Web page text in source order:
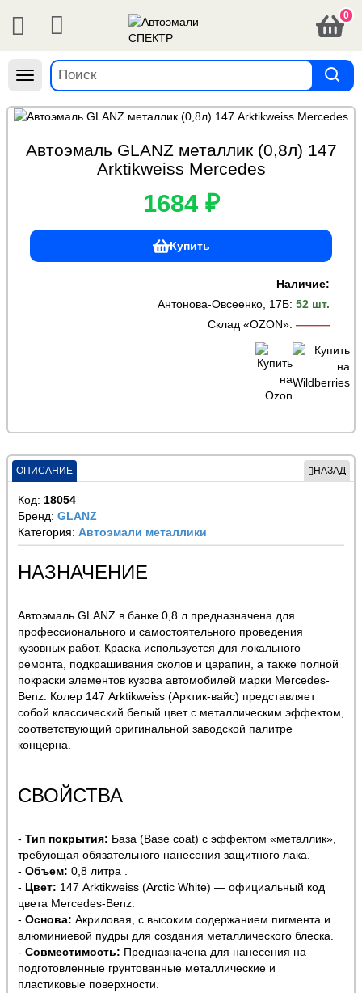
0
Навигация
Автоэмаль GLANZ металлик (0,8л) 147
Arktikweiss Mercedes
1684 ₽
Купить
Наличие:
Антонова-Овсеенко, 17Б: 52 шт.
Склад «OZON»: ———
ОПИСАНИЕ НАЗАД
Код: 18054
Бренд: GLANZ
Категория: Автоэмали металлики
НАЗНАЧЕНИЕ
Автоэмаль GLANZ в банке 0,8 л предназначена для
профессионального и самостоятельного проведения
кузовных работ. Краска используется для локального
ремонта, подкрашивания сколов и царапин, а также полной
покраски элементов кузова автомобилей марки Mercedes-
Benz. Колер 147 Arktikweiss (Арктик-вайс) представляет
собой классический белый цвет с металлическим эффектом,
соответствующий оригинальной заводской палитре
концерна.
СВОЙСТВА
- Тип покрытия: База (Base coat) с эффектом «металлик»,
требующая обязательного нанесения защитного лака.
- Объем: 0,8 литра .
- Цвет: 147 Arktikweiss (Arctic White) — официальный код
цвета Mercedes-Benz.
- Основа: Акриловая, с высоким содержанием пигмента и
алюминиевой пудры для создания металлического блеска.
- Совместимость: Предназначена для нанесения на
подготовленные грунтованные металлические и
пластиковые поверхности.